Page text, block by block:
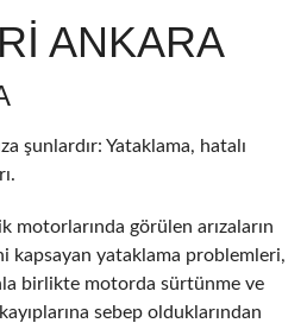
ANKARA
şunlardır: Yataklama, hatalı
motorlarında görülen arızaların
kapsayan yataklama problemleri,
birlikte motorda sürtünme ve
sebep olduklarından